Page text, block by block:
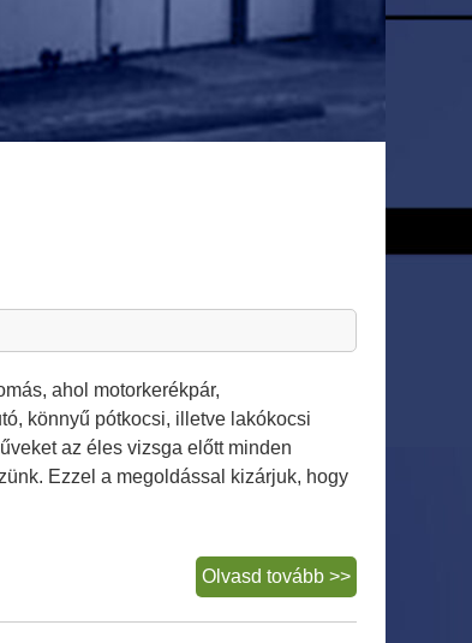
ahol motorkerékpár,
könnyű pótkocsi, illetve lakókocsi
az éles vizsga előtt minden
Ezzel a megoldással kizárjuk, hogy
Olvasd tovább >>Műszaki
vizsga